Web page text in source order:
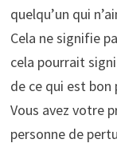
quelqu’un qui
Cela ne signifie
cela pourrait
de ce qui est bon
Vous avez votre
personne de